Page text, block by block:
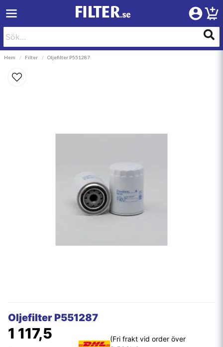
Hem Filter Oljefilter P551287
Oljefilter P551287
1 117,5